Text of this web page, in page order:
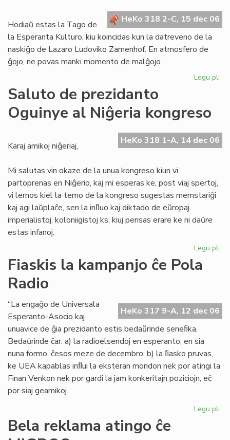
en
HeKo 318 2-C, 15 dec 06
Hodiaŭ estas la Tago de
la Esperanta Kulturo, kiu koincidas kun la datreveno de la
naskiĝo de Lazaro Ludoviko Zamenhof. En atmosfero de
ĝojo, ne povas manki momento de malĝojo.
Legu pli
de
Saluto de prezidanto
Oguinye al Niĝeria kongreso
HeKo 318 1-A, 14 dec 06
Karaj amikoj niĝeriaj,
Mi salutas vin okaze de la unua kongreso kiun vi
partoprenas en Niĝerio, kaj mi esperas ke, post viaj spertoj,
vi lernos kiel la temo de la kongreso sugestas memstariĝi
kaj agi laŭplaĉe, sen la inﬂuo kaj diktado de eŭropaj
imperialistoj, koloniigistoj ks, kiuj pensas erare ke ni daŭre
estas infanoj.
Legu pli
al
Fiaskis la kampanjo ĉe Pola
Radio
HeKo 317 9-A, 12 dec 06
“La engaĝo de Universala
Esperanto-Asocio kaj
unuavice de ĝia prezidanto estis bedaŭrinde seneﬁka.
Bedaŭrinde ĉar: a) la radioelsendoj en esperanto, en sia
nuna formo, ĉesos meze de decembro; b) la ﬁasko pruvas,
ke UEA kapablas inﬂui la eksteran mondon nek por atingi la
Finan Venkon nek por gardi la jam konkeritajn poziciojn, eĉ
por siaj geamikoj.
Legu pli
Bela reklama atingo ĉe